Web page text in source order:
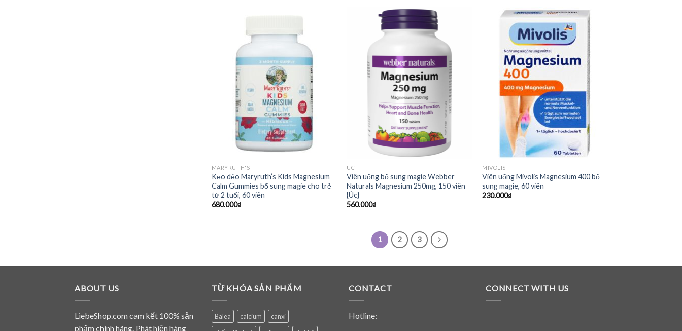
MARYRUTH'S
Kẹo dẻo Maryruth’s Kids Magnesium
Calm Gummies bổ sung magie cho trẻ
từ 2 tuổi, 60 viên
680.000₫
ÚC
Viên uống bổ sung magie Webber
Naturals Magnesium 250mg, 150 viên
{Úc}
560.000₫
MIVOLIS
Viên uống Mivolis Magnesium 400 bổ
sung magie, 60 viên
230.000₫
1 2 3
ABOUT US
LiebeShop.com cam kết 100% sản
phẩm chính hãng. Phát hiện hàng
TỪ KHÓA SẢN PHẨM
Balea calcium
canxi
CONTACT
Hotline:
CONNECT WITH US